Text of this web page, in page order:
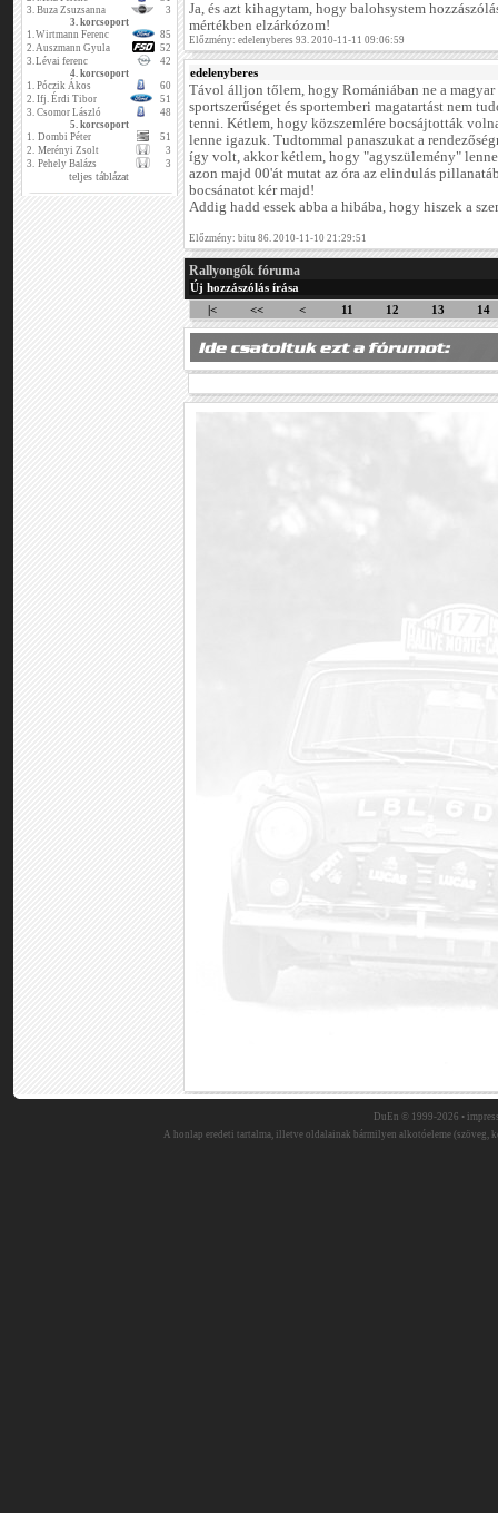
3. Buza Zsuzsanna
3
3. korcsoport
1.Wirtmann Ferenc
85
2.Auszmann Gyula
52
3.Lévai ferenc
42
4. korcsoport
1. Póczik Ákos
60
2. Ifj. Érdi Tibor
51
3. Csomor László
48
5. korcsoport
1. Dombi Péter
51
2. Merényi Zsolt
3
3. Pehely Balázs 3
teljes táblázat
Ja, és azt kihagytam, hogy balohsystem
mértékben elzárkózom!
Előzmény: edelenyberes 93. 2010-11-11 09:06:59
edelenyberes
Távol álljon tőlem, hogy Romániában ne a
sportszerűséget és sportemberi magatartást nem
tenni. Kétlem, hogy közszemlére bocsájtották
lenne igazuk. Tudtommal panaszukat a
így volt, akkor kétlem, hogy "agyszülemény"
azon majd 00'át mutat az óra az elindulás
bocsánatot kér majd!
Addig hadd essek abba a hibába, hogy hiszek a
Előzmény: bitu 86. 2010-11-10 21:29:51
Rallyongók fóruma
Új hozzászólás írása
|<
<< < 11 12 13 14
DuEn © 1999-2026 •
A honlap eredeti tartalma, illetve oldalainak bármilyen alkotóeleme (szöveg,